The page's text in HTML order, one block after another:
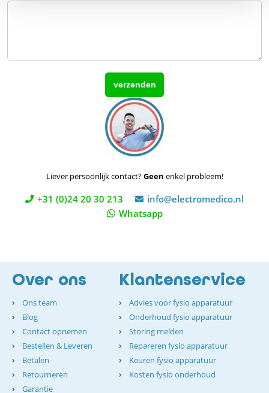
Liever persoonlijk contact?Geen enkel probleem!
+31 (0)24 20 30 213
info@electromedico.nl
Whatsapp
Over ons
Ons team
Blog
Contact opnemen
Bestellen & Leveren
Betalen
Retourneren
Garantie
Klantenservice
Advies voor fysio apparatuur
Onderhoud fysio apparatuur
Storing melden
Repareren fysio apparatuur
Keuren fysio apparatuur
Kosten fysio onderhoud